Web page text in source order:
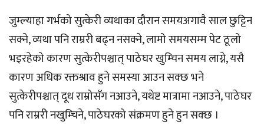
जुम्ल्याहा गर्भको सुत्केरी व्यथाका दौरान समयअगावै साल छुट्टिन
सक्ने, व्यथा पनि राम्ररी बढ्न नसक्ने, लामो समयसम्म पेट ठूलो
भइरहेको कारण सुत्केरीपश्चात् पाठेघर खुम्चिन समय लाग्ने, यसै
कारण अधिक रक्तश्राव हुने समस्या आउन सक्छ भने
सुत्केरीपश्चात् दूध राम्रोसँग नआउने, यथेष्ट मात्रामा नआउने, पाठेघर
पनि राम्ररी नखुम्चिने, पाठेघरको संक्रमण हुने हुन सक्छ ।